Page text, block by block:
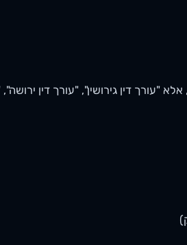
"עורך דין גירושין", "עורך דין